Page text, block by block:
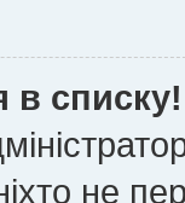
в списку!
не